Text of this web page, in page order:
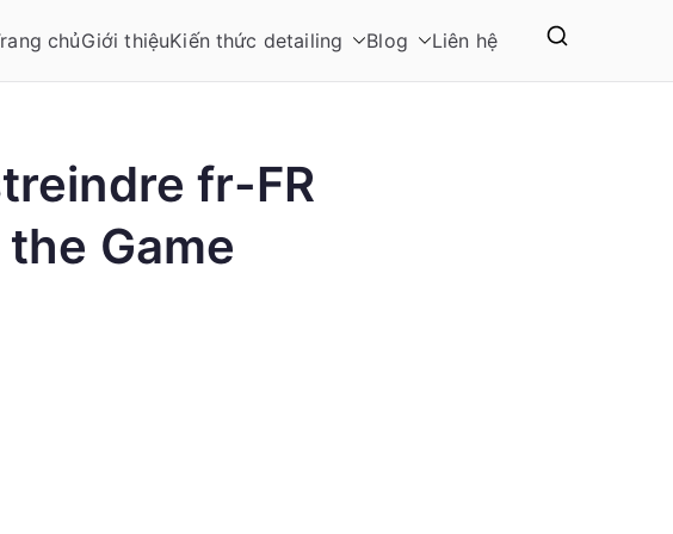
chủGiới thiệuKiến thức detailing Blog Liên hệ
fr-FR
Game